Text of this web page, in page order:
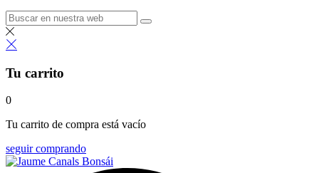
Tu carrito
0
Tu carrito de compra está vacío
seguir comprando